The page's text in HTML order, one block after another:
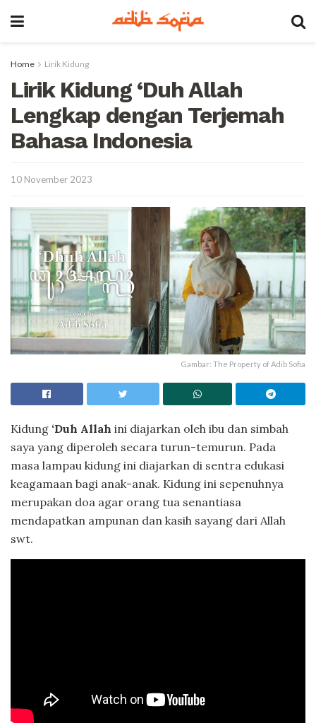
Home Lirik Kidung
Lirik Kidung ‘Duh Allah
Lengkap dengan Terjemah
Bahasa Indonesia
10 November 2023
Gambar: The Property of Adib Sofia
Kidung ‘Duh Allah ini diajarkan oleh ibu dan simbah
saya yang diperoleh secara turun-temurun. Pada
masa lampau kidung ini diajarkan di sentra edukasi
keagamaan bagi anak-anak. Kidung ini sepenuhnya
merupakan doa agar orang tua senantiasa
mendapatkan ampunan dan kasih sayang dari Allah
swt.